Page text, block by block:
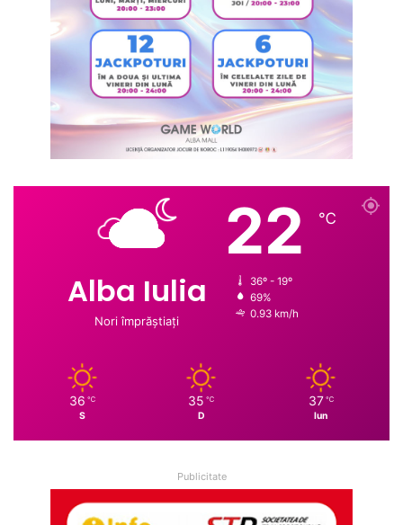
Alba Iulia
Nori împrăștiați
22 ℃
36º - 19º
69%
0.93 km/h
36 ℃
S
35 ℃
D
37 ℃
lun
Publicitate